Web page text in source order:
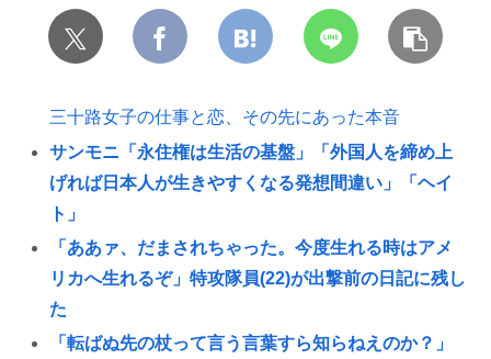
三十路女子の仕事と恋、その先にあった本音
サンモニ「永住権は生活の基盤」「外国人を締め上
げれば日本人が生きやすくなる発想間違い」「ヘイ
ト」
「ああァ、だまされちゃった。今度生れる時はアメ
リカへ生れるぞ」特攻隊員(22)が出撃前の日記に残し
た
「転ばぬ先の杖って言う言葉すら知らねえのか？」